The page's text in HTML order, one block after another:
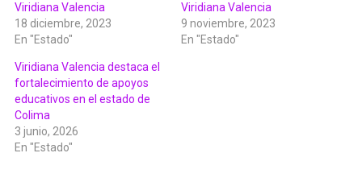
Viridiana Valencia
18 diciembre, 2023
En "Estado"
Viridiana Valencia
9 noviembre, 2023
En "Estado"
Viridiana Valencia destaca el
fortalecimiento de apoyos
educativos en el estado de
Colima
3 junio, 2026
En "Estado"